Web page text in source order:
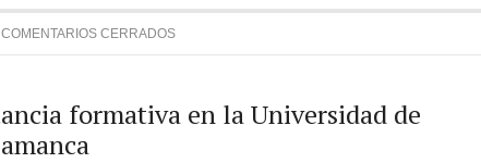
COMENTARIOS CERRADOS
formativa en la Universidad de